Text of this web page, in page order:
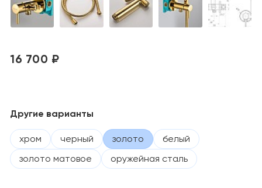
16 700 ₽
Другие варианты
хром черный золото
белый
золото матовое
оружейная сталь